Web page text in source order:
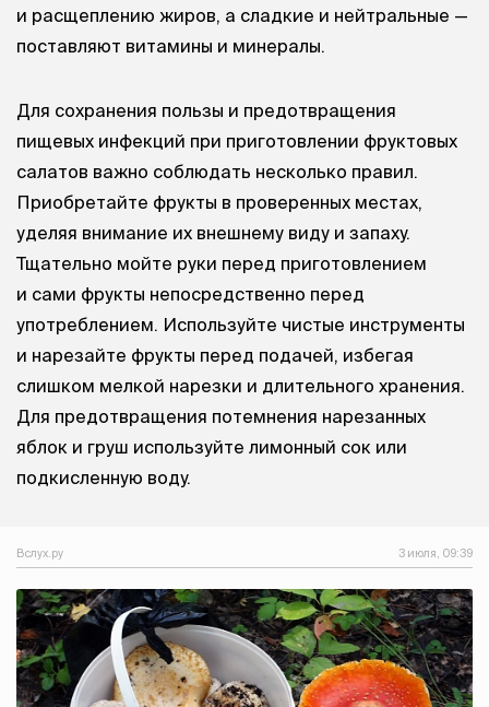
и расщеплению жиров, а сладкие и нейтральные —
поставляют витамины и минералы.
Для сохранения пользы и предотвращения
пищевых инфекций при приготовлении фруктовых
салатов важно соблюдать несколько правил.
Приобретайте фрукты в проверенных местах,
уделяя внимание их внешнему виду и запаху.
Тщательно мойте руки перед приготовлением
и сами фрукты непосредственно перед
употреблением. Используйте чистые инструменты
и нарезайте фрукты перед подачей, избегая
слишком мелкой нарезки и длительного хранения.
Для предотвращения потемнения нарезанных
яблок и груш используйте лимонный сок или
подкисленную воду.
Вслух.ру 3 июля, 09:39